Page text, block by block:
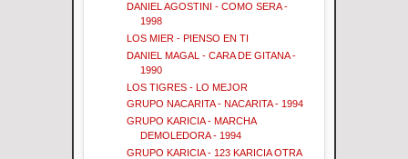
DANIEL AGOSTINI - COMO SERA -
1998
LOS MIER - PIENSO EN TI
DANIEL MAGAL - CARA DE GITANA -
1990
LOS TIGRES - LO MEJOR
GRUPO NACARITA - NACARITA - 1994
GRUPO KARICIA - MARCHA
DEMOLEDORA - 1994
GRUPO KARICIA - 123 KARICIA OTRA